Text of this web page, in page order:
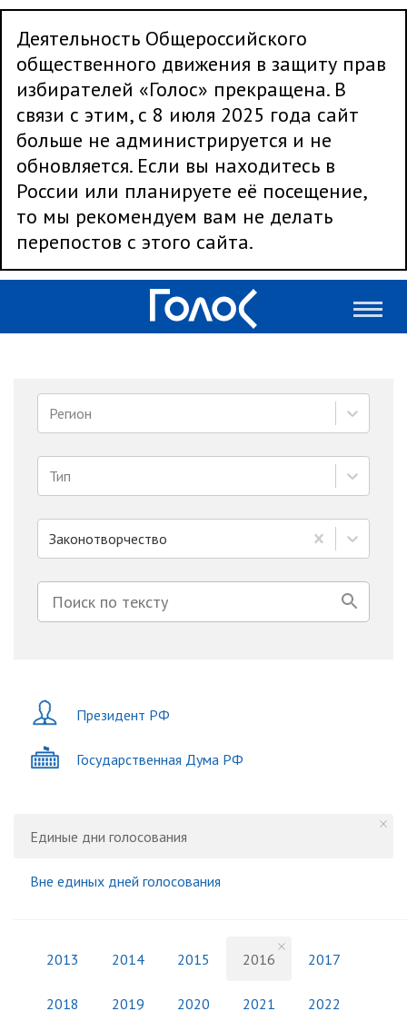
Деятельность Общероссийского
общественного движения в защиту прав
избирателей «Голос» прекращена. В
связи с этим, с 8 июля 2025 года сайт
больше не администрируется и не
обновляется. Если вы находитесь в
России или планируете её посещение,
то мы рекомендуем вам не делать
перепостов с этого сайта.
Регион
Тип
Законотворчество
Президент РФ
Государственная Дума РФ
Единые дни голосования
Вне единых дней голосования
2013 2014 2015 2016 2017
2018 2019 2020 2021 2022